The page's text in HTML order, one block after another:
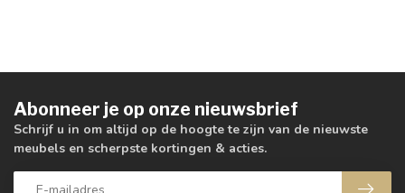
Abonneer je op onze nieuwsbrief
Schrijf u in om altijd op de hoogte te zijn van de nieuwste
meubels en scherpste kortingen & acties.